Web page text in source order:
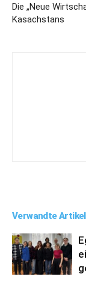
Die „Neue
Kasachstans
Verwandte Artikel